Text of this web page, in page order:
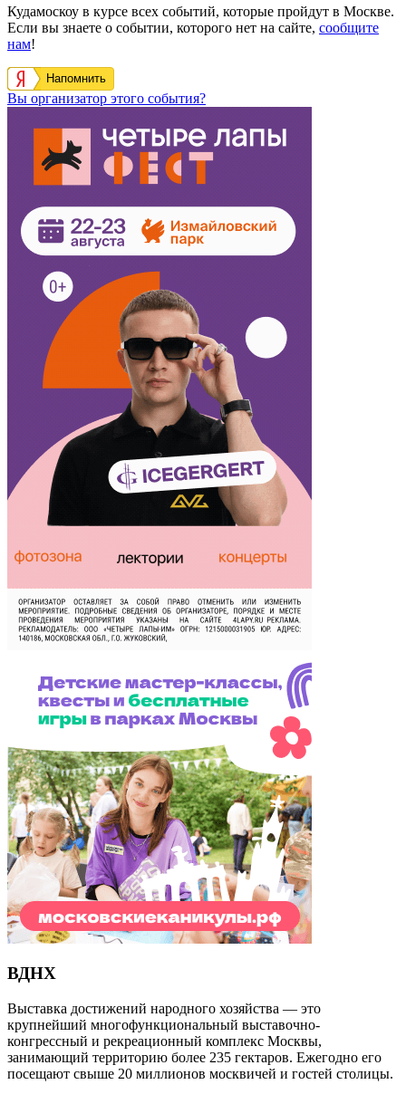
Кудамоскоу в курсе всех событий, которые пройдут в Москве.
Если вы знаете о событии, которого нет на сайте, сообщите
нам!
Напомнить
Вы организатор этого события?
ВДНХ
Выставка достижений народного хозяйства — это
крупнейший многофункциональный выставочно-
конгрессный и рекреационный комплекс Москвы,
занимающий территорию более 235 гектаров. Ежегодно его
посещают свыше 20 миллионов москвичей и гостей столицы.